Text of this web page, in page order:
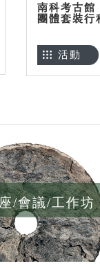
南科考古館
團體套裝行
活動
/會議/工作坊